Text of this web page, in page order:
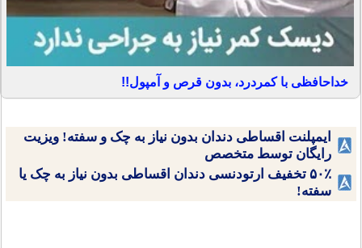
خداحافظی با کمردرد، بدون قرص و آمپول!!
ایمپلنت اقساطی دندان بدون نیاز به چک و سفته! ویزیت
رایگان توسط متخصص
۵۰٪ تخفیف ارتودنسی دندان اقساطی بدون نیاز به چک یا
سفته!